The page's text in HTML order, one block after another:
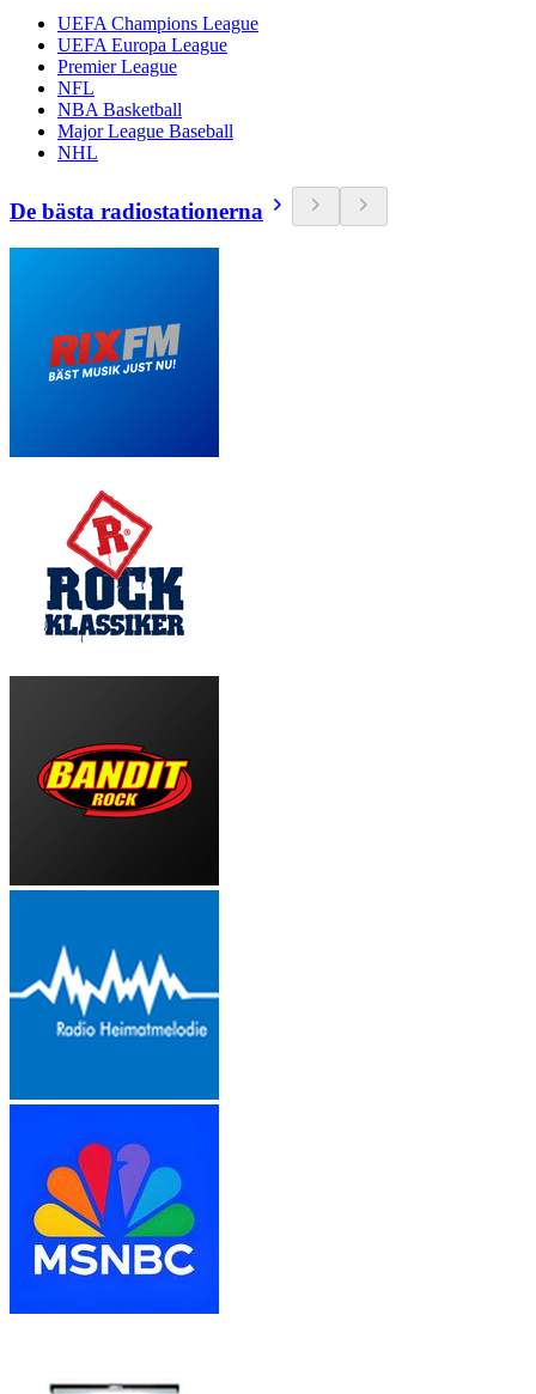
UEFA Champions League
UEFA Europa League
Premier League
NFL
NBA Basketball
Major League Baseball
NHL
De bästa radiostationerna